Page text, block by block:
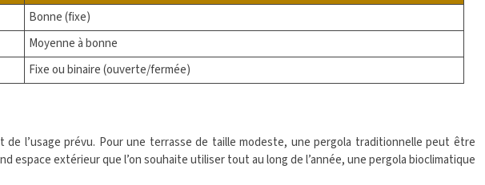
Bonne (fixe)
Moyenne à bonne
Fixe ou binaire (ouverte/fermée)
l’usage prévu. Pour une terrasse de taille modeste, une pergola traditionnelle peut être
espace extérieur que l’on souhaite utiliser tout au long de l’année, une pergola bioclimatique